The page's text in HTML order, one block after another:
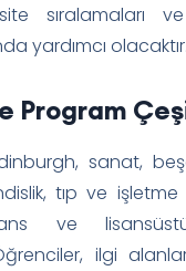
sıralamaları
yardımcı olacaktır.
Program
sanat,
tıp ve
ve
ilgi